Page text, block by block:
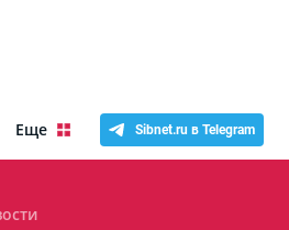
Еще Sibnet.ru в Telegram